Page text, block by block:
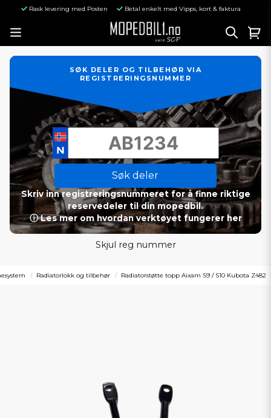
Rask levering med Posten Betal enkelt med Vipps, kort & faktura
SØK DELER OG TILBEHØR VIA
REGISTRERINGSNUMMER
Søk deler
Skriv inn registreringsnummeret for å finne riktige
reservedeler til din mopedbil.
ⓘ Les mer om hvordan verktøyet fungerer her
Skjul reg nummer
Radiatorlokk og tilbehør Radiatorstøtte topp Aixam S9 / S10 Kubota Z482